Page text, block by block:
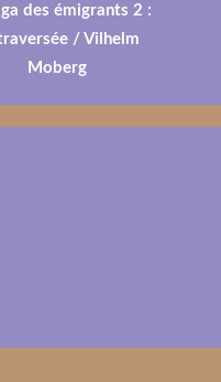
des émigrants 2 :
/ Vilhelm
Moberg